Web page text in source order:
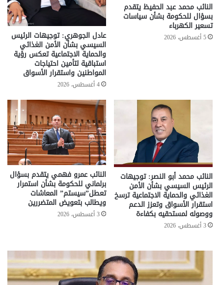
النائب محمد عبد الحفيظ يتقدم
بسؤال للحكومة بشأن سياسات
تسعير الكهرباء
5 أغسطس، 2026 عادل الجوهري: توجيهات الرئيس
السيسي بشأن الأمن الغذائي
والحماية الاجتماعية تعكس رؤية
استباقية لتأمين احتياجات
المواطنين واستقرار الأسواق
4 أغسطس، 2026
النائب محمد أبو النصر: توجيهات
الرئيس السيسي بشأن الأمن
الغذائي والحماية الاجتماعية ترسخ
استقرار الأسواق وتعزز الدعم
ووصوله لمستحقيه بكفاءة
3 أغسطس، 2026
النائب عمرو فهمي يتقدم بسؤال
برلماني للحكومة بشأن استمرار
تعطل”سيستم” المعاشات
ويطالب بتعويض المتضررين
3 أغسطس، 2026
تحركات
حكومية
لحسم
..